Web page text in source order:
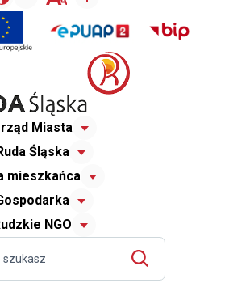
Miasta
Śląska
mieszkańca
NGO